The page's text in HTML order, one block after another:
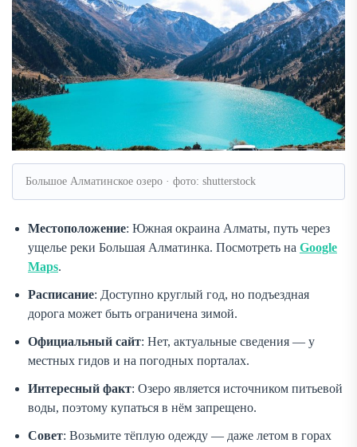
Большое Алматинское озеро · фото: shutterstock
Местоположение: Южная окраина Алматы, путь через
ущелье реки Большая Алматинка. Посмотреть на Google
Maps.
Расписание: Доступно круглый год, но подъездная
дорога может быть ограничена зимой.
Официальный сайт: Нет, актуальные сведения — у
местных гидов и на погодных порталах.
Интересный факт: Озеро является источником питьевой
воды, поэтому купаться в нём запрещено.
Совет: Возьмите тёплую одежду — даже летом в горах